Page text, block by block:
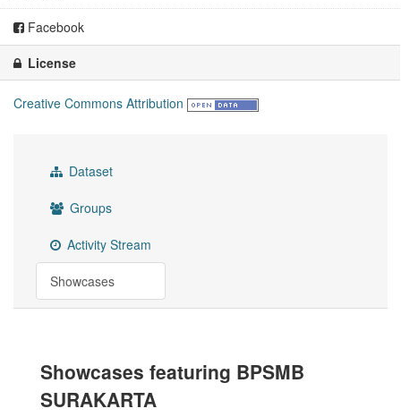
Facebook
License
Creative Commons Attribution
Dataset
Groups
Activity Stream
Showcases
Showcases featuring BPSMB
SURAKARTA